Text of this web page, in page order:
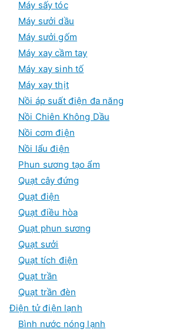
Máy sấy tóc
Máy sưởi dầu
Máy sưởi gốm
Máy xay cầm tay
Máy xay sinh tố
Máy xay thịt
Nồi áp suất điện đa năng
Nồi Chiên Không Dầu
Nồi cơm điện
Nồi lẩu điện
Phun sương tạo ẩm
Quạt cây đứng
Quạt điện
Quạt điều hòa
Quạt phun sương
Quạt sưởi
Quạt tích điện
Quạt trần
Quạt trần đèn
Điện tử điện lạnh
Bình nước nóng lạnh